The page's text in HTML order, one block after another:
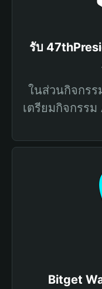
รับ
ในส่วนกิจกรร
เตรียมกิจกรรม
Bitget